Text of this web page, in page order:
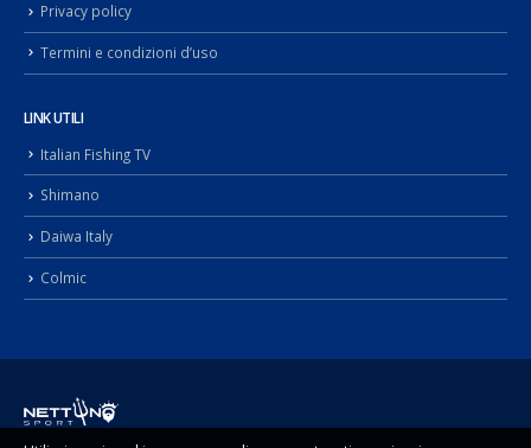
Privacy policy
Termini e condizioni d’uso
LINK UTILI
Italian Fishing TV
Shimano
Daiwa Italy
Colmic